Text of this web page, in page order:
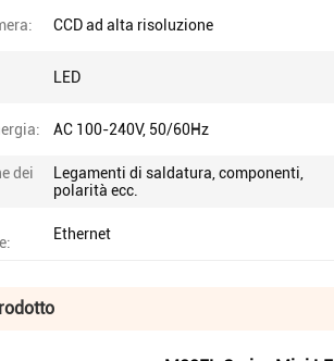
CCD ad alta risoluzione
LED
AC 100-240V, 50/60Hz
dei
Legamenti di saldatura, componenti,
polarità ecc.
Ethernet